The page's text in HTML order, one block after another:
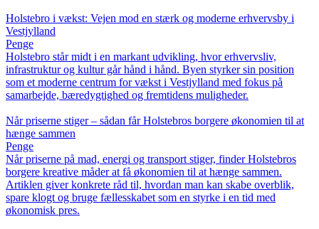
Holstebro i vækst: Vejen mod en stærk og moderne erhvervsby i
Vestjylland
Penge
Holstebro står midt i en markant udvikling, hvor erhvervsliv,
infrastruktur og kultur går hånd i hånd. Byen styrker sin position
som et moderne centrum for vækst i Vestjylland med fokus på
samarbejde, bæredygtighed og fremtidens muligheder.
Når priserne stiger – sådan får Holstebros borgere økonomien til at
hænge sammen
Penge
Når priserne på mad, energi og transport stiger, finder Holstebros
borgere kreative måder at få økonomien til at hænge sammen.
Artiklen giver konkrete råd til, hvordan man kan skabe overblik,
spare klogt og bruge fællesskabet som en styrke i en tid med
økonomisk pres.